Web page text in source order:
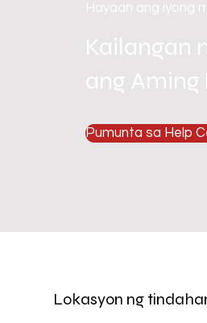
Hayaan ang iyong
Kailangan
ang Aming
Pumunta sa Help
Lokasyon ng